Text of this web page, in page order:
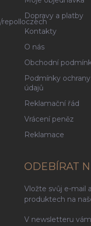
Dopravy a platby
Kontakty
O nás
Obchodní
Podmínky
údajů
Reklamační řád
Vrácení peněz
Reklamace
ODEBÍRAT
Vložte svůj e-mail
produktech na
V newsletteru